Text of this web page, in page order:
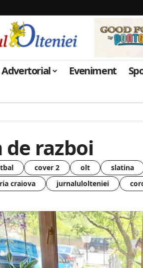
Advertorial Eveniment
razboi
cover 2 olt slatina
craiova jurnalulolteniei